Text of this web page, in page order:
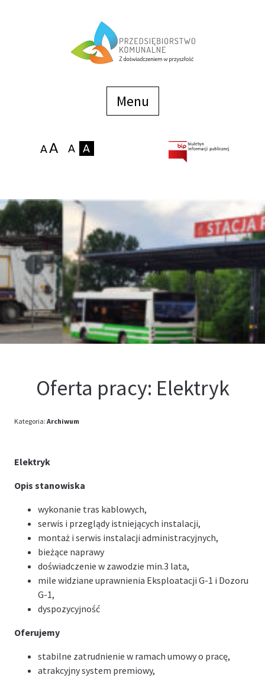
Menu
Zakłady
Podaj stan wodomierza
Kontakt
Oferta
Oferta pracy: Elektryk
Kategoria: Archiwum
Elektryk
Opis stanowiska
wykonanie tras kablowych,
serwis i przeglądy istniejących instalacji,
montaż i serwis instalacji administracyjnych,
bieżące naprawy
doświadczenie w zawodzie min.3 lata,
mile widziane uprawnienia Eksploatacji G-1 i Dozoru
G-1,
dyspozycyjność
Oferujemy
stabilne zatrudnienie w ramach umowy o pracę,
atrakcyjny system premiowy,